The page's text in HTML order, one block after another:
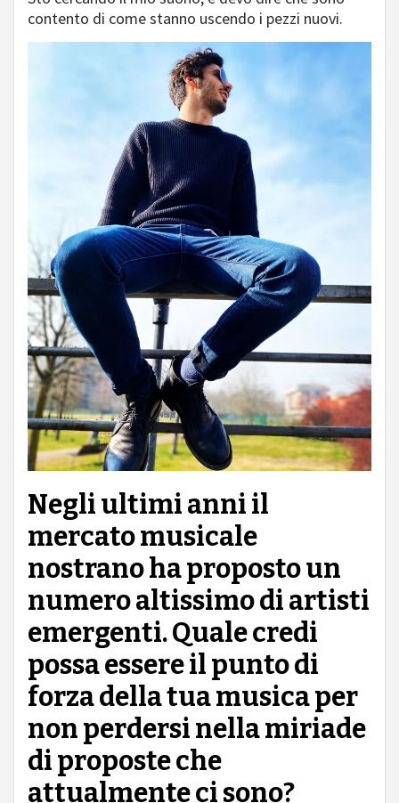
contento di come stanno uscendo i pezzi nuovi.
Negli ultimi anni il
mercato musicale
nostrano ha proposto un
numero altissimo di artisti
emergenti. Quale credi
possa essere il punto di
forza della tua musica per
non perdersi nella miriade
di proposte che
attualmente ci sono?